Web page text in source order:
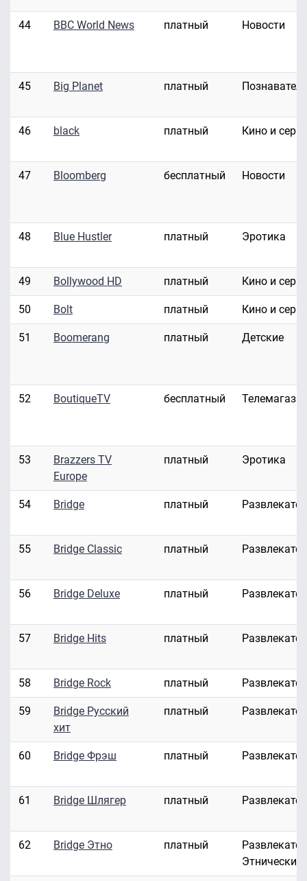
44 BBC World News платный Новости
45 Big Planet платный
46 black платный Кино и
47 Bloomberg бесплатный Новости
48 Blue Hustler платный Эротика
49 Bollywood HD платный Кино и
50 Bolt платный Кино и
51 Boomerang платный Детские
52 BoutiqueTV бесплатный
53
Brazzers TV
Europe
платный Эротика
54 Bridge платный
55 Bridge Classic платный
56 Bridge Deluxe платный
57 Bridge Hits платный
58 Bridge Rock платный
59
Bridge Русский
хит
платный
60 Bridge Фрэш платный
61 Bridge Шлягер платный
62 Bridge Этно платный
Этнические